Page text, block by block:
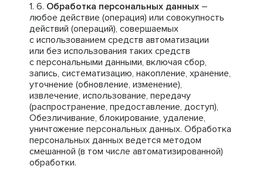
Обработка персональных данных –
любое действие (операция) или совокупность
действий (операций), совершаемых
с использованием средств автоматизации
или без использования таких средств
с персональными данными, включая сбор,
запись, систематизацию, накопление, хранение,
уточнение (обновление, изменение),
извлечение, использование, передачу
(распространение, предоставление, доступ),
Обезличивание, блокирование, удаление,
уничтожение персональных данных. Обработка
персональных данных ведется методом
смешанной (в том числе автоматизированной)
обработки.